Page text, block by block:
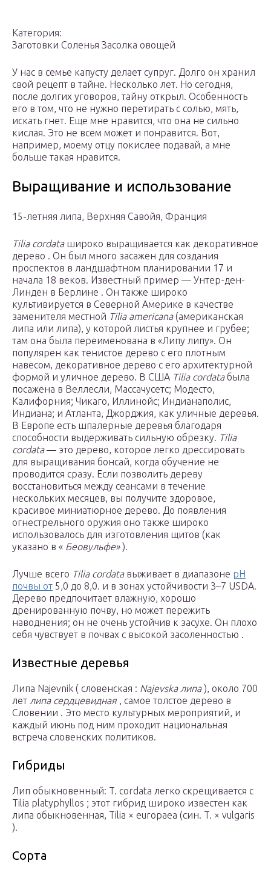
Категория:
Заготовки Соленья Засолка овощей
У нас в семье капусту делает супруг. Долго он хранил
свой рецепт в тайне. Несколько лет. Но сегодня,
после долгих уговоров, тайну открыл. Особенность
его в том, что не нужно перетирать с солью, мять,
искать гнeт. Ещe мне нравится, что она не сильно
кислая. Это не всем может и понравится. Вот,
например, моему отцу покислее подавай, а мне
больше такая нравится.
Выращивание и использование
15-летняя липа, Верхняя Савойя, Франция
Tilia cordataшироко выращивается как декоративное
дерево . Он был много засажен для создания
проспектов в ландшафтном планировании 17 и
начала 18 веков. Известный пример — Унтер-ден-
Линден в Берлине . Он также широко
культивируется в Северной Америке в качестве
заменителя местной Tilia americana(американская
липа или липа), у которой листья крупнее и грубее;
там она была переименована в «Липу липу». Он
популярен как тенистое дерево с его плотным
навесом, декоративное дерево с его архитектурной
формой и уличное дерево. В США Tilia cordataбыла
посажена в Веллесли, Массачусетс; Модесто,
Калифорния; Чикаго, Иллинойс; Индианаполис,
Индиана; и Атланта, Джорджия, как уличные деревья.
В Европе есть шпалерные деревья благодаря
способности выдерживать сильную обрезку. Tilia
cordata— это дерево, которое легко дрессировать
для выращивания бонсай, когда обучение не
проводится сразу. Если позволить дереву
восстановиться между сеансами в течение
нескольких месяцев, вы получите здоровое,
красивое миниатюрное дерево. До появления
огнестрельного оружия оно также широко
использовалось для изготовления щитов (как
указано в « Беовульфе»).
Лучше всего Tilia cordataвыживает в диапазоне pH
почвы от 5,0 до 8,0. и в зонах устойчивости 3–7 USDA.
Дерево предпочитает влажную, хорошо
дренированную почву, но может пережить
наводнения; он не очень устойчив к засухе. Он плохо
себя чувствует в почвах с высокой засоленностью .
Известные деревья
Липа Najevnik ( словенская : Najevska липа), около 700
лет липа сердцевидная , самое толстое дерево в
Словении . Это место культурных мероприятий, и
каждый июнь под ним проходит национальная
встреча словенских политиков.
Гибриды
Лип обыкновенный: T. cordata легко скрещивается с
Tilia platyphyllos ; этот гибрид широко известен как
липа обыкновенная, Tilia × europaea (син. T. × vulgaris
).
Сорта